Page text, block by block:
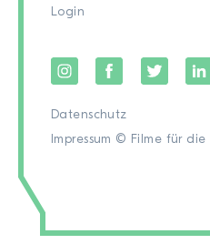
Login
Datenschutz
Impressum © Filme für die